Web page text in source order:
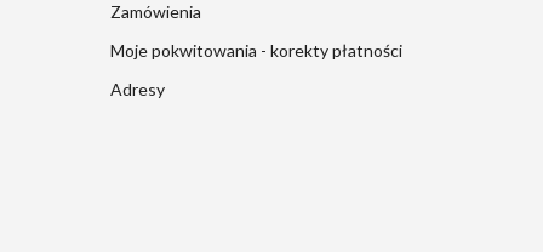
Zamówienia
Moje pokwitowania - korekty płatności
Adresy